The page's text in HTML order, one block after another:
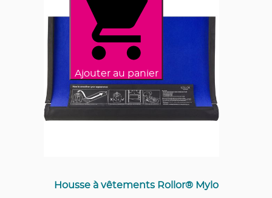
Ajouter au panier
Housse à vêtements Rollor® Mylo